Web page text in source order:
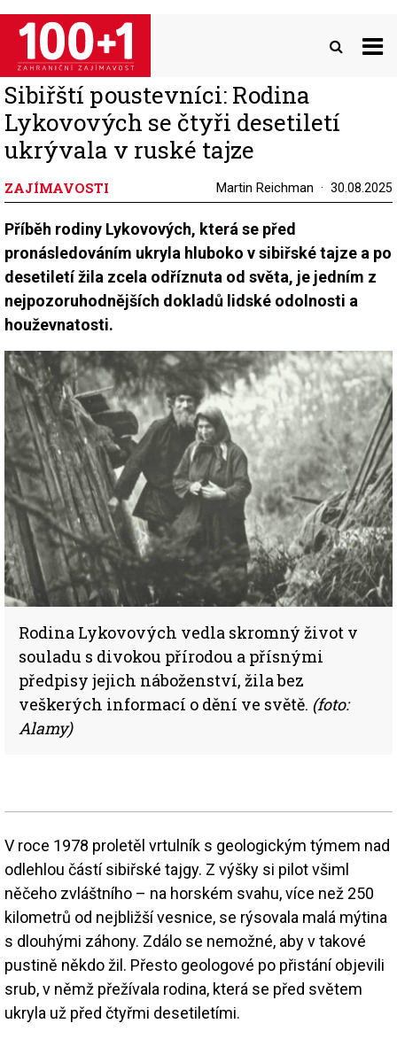
Přejít
hlavnímu
obsahu
Sibiřští poustevníci: Rodina
Lykovových se čtyři desetiletí
ukrývala v ruské tajze
ZAJÍMAVOSTI Martin Reichman 30.08.2025
Příběh rodiny Lykovových, která se před
pronásledováním ukryla hluboko v sibiřské tajze a po
desetiletí žila zcela odříznuta od světa, je jedním z
nejpozoruhodnějších dokladů lidské odolnosti a
houževnatosti.
Rodina Lykovových vedla skromný život v
souladu s divokou přírodou a přísnými
předpisy jejich náboženství, žila bez
veškerých informací o dění ve světě. (foto:
Alamy)
V roce 1978 proletěl vrtulník s geologickým týmem nad
odlehlou částí sibiřské tajgy. Z výšky si pilot všiml
něčeho zvláštního – na horském svahu, více než 250
kilometrů od nejbližší vesnice, se rýsovala malá mýtina
s dlouhými záhony. Zdálo se nemožné, aby v takové
pustině někdo žil. Přesto geologové po přistání objevili
srub, v němž přežívala rodina, která se před světem
ukryla už před čtyřmi desetiletími.